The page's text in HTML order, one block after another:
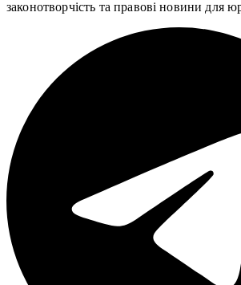
законотворчість та правові новини для